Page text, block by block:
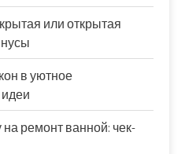
или открытая
в уютное
на ремонт ванной: чек-